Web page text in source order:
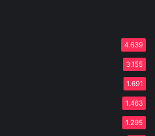
4.639
3.155
1.691
1.463
1.295